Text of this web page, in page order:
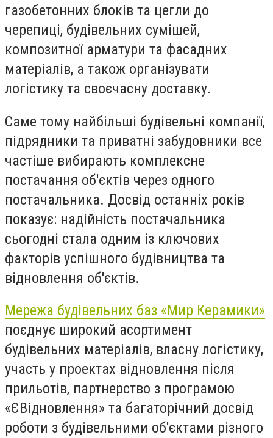
газобетонних блоків та цегли до
черепиці, будівельних сумішей,
композитної арматури та фасадних
матеріалів, а також організувати
логістику та своєчасну доставку.
Саме тому найбільші будівельні компанії,
підрядники та приватні забудовники все
частіше вибирають комплексне
постачання об'єктів через одного
постачальника. Досвід останніх років
показує: надійність постачальника
сьогодні стала одним із ключових
факторів успішного будівництва та
відновлення об'єктів.
Мережа будівельних баз «Мир Керамики»
поєднує широкий асортимент
будівельних матеріалів, власну логістику,
участь у проектах відновлення після
прильотів, партнерство з програмою
«ЄВідновлення» та багаторічний досвід
роботи з будівельними об'єктами різного